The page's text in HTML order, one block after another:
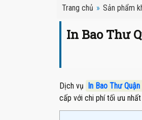
Trang chủ » Sản phẩm
In Bao Thư
Dịch vụ In Bao Thư
cấp với chi phí tối ưu nhất